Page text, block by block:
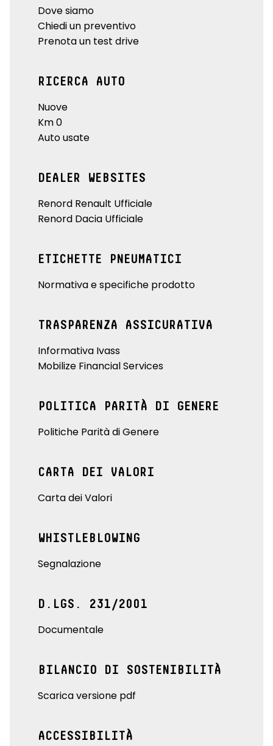
Dove siamo
Chiedi un preventivo
Prenota un test drive
RICERCA AUTO
Nuove
Km 0
Auto usate
DEALER WEBSITES
Renord Renault Ufficiale
Renord Dacia Ufficiale
ETICHETTE PNEUMATICI
Normativa e specifiche prodotto
TRASPARENZA ASSICURATIVA
Informativa Ivass
Mobilize Financial Services
POLITICA PARITÀ DI GENERE
Politiche Parità di Genere
CARTA DEI VALORI
Carta dei Valori
WHISTLEBLOWING
Segnalazione
D.LGS. 231/2001
Documentale
BILANCIO DI SOSTENIBILITÀ
Scarica versione pdf
ACCESSIBILITÀ